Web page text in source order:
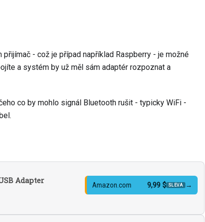
- což je případ například Raspberry - je možné
a systém by už měl sám adaptér rozpoznat a
co by mohlo signál Bluetooth rušit - typicky WiFi -
Adapter
Amazon.com 9,99 $ SLEVA →